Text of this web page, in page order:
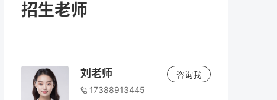
招生老师
刘老师
17388913445
咨询我